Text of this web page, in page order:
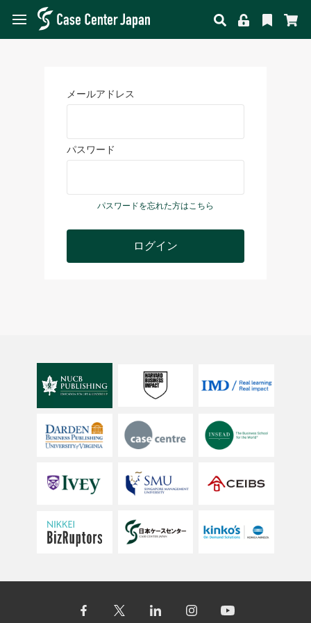
メールアドレス
パスワード
パスワードを忘れた方はこちら
ログイン